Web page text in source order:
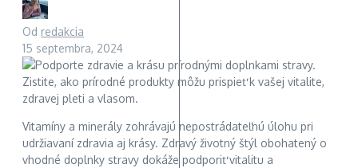
Od redakcia
15 septembra, 2024
Vitamíny a minerály zohrávajú nepostrádateľnú úlohu pri
udržiavaní zdravia aj krásy. Zdravý životný štýl obohatený o
vhodné doplnky stravy dokáže podporiť vitalitu a